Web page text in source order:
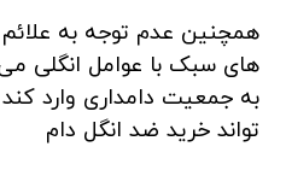
همچنین عدم توجه به علائم
های سبک با عوامل انگلی
به جمعیت دامداری وارد
تواند خرید ضد انگل دام